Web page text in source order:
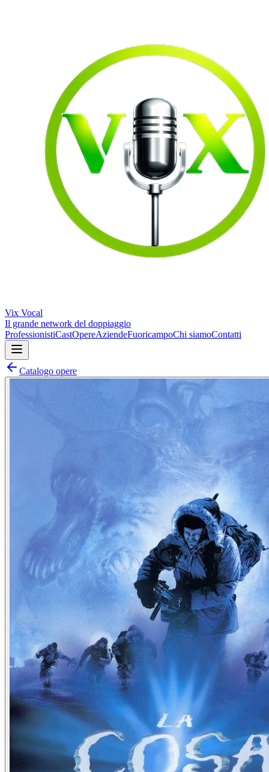
Vix Vocal
Il grande network del doppiaggio
ProfessionistiCastOpereAziendeFuoricampoChi siamoContatti
Catalogo opere